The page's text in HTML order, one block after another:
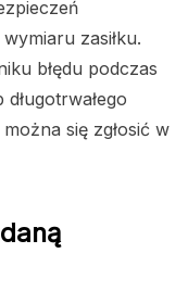
zasiłku.
błędu podczas
się zgłosić w